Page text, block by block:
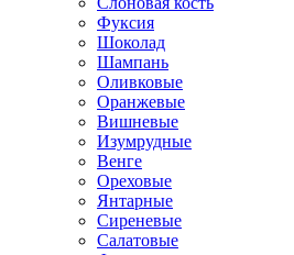
Фуксия
Шоколад
Шампань
Оливковые
Оранжевые
Вишневые
Изумрудные
Венге
Ореховые
Янтарные
Сиреневые
Салатовые